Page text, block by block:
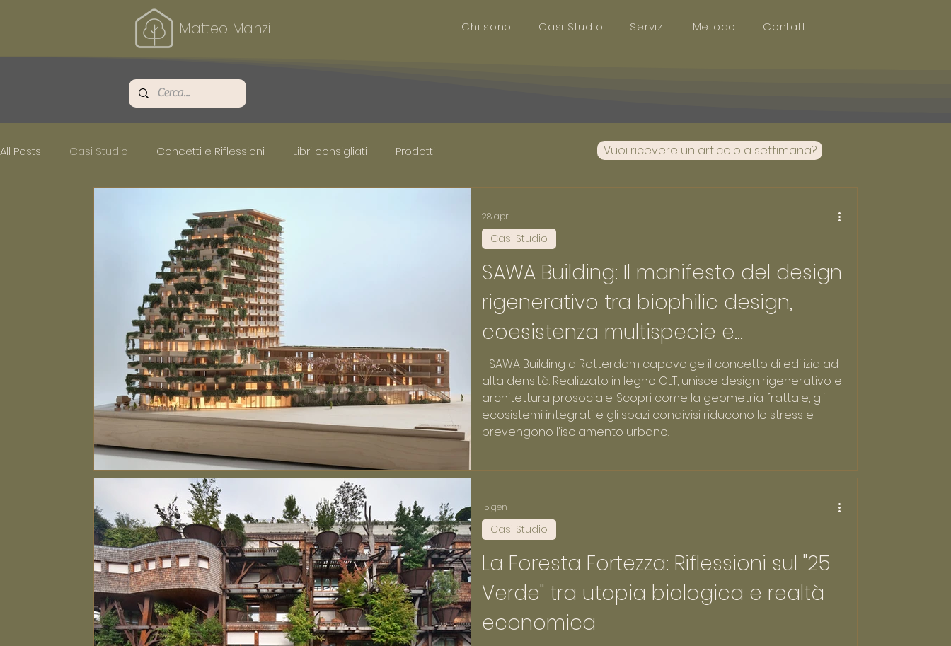
Matteo Manzi Chi sono Casi Studio Servizi Metodo Contatti
All Posts Casi Studio Concetti e Riflessioni Libri consigliati Prodotti
SAWA Building: Il manifesto del design
rigenerativo tra biophilic design,
coesistenza multispecie e
architettura prosociale
Il SAWA Building a Rotterdam capovolge il concetto di edilizia ad
alta densità. Realizzato in legno CLT, unisce design rigenerativo e
architettura prosociale. Scopri come la geometria frattale, gli
ecosistemi integrati e gli spazi condivisi riducono lo stress e
prevengono l'isolamento urbano.
Casi Studio
28 apr
La Foresta Fortezza: Riflessioni sul "25
Verde" tra utopia biologica e realtà
economica
Casi Studio
15 gen
Vuoi ricevere un articolo a settimana?